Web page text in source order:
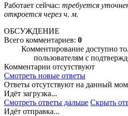
Работает сейчас: требуется
откроется через ч. м.
ОБСУЖДЕНИЕ
Всего комментариев: 0
Комментирование доступно
пользователям с
Комментарии отсутствуют
Смотреть новые ответы
Ответы отсутствуют на данный
Идёт загрузка...
Смотреть ответы дальше Скрыть
Идёт отправка...